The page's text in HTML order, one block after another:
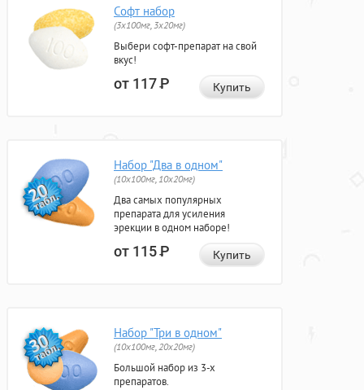
Софт набор
(3x100мг, 3x20мг)
Выбери софт-препарат на свой
вкус!
от 117Р Купить
Набор "Два в одном"
(10x100мг, 10x20мг)
Два самых популярных
препарата для усиления
эрекции в одном наборе!
от 115Р Купить
Набор "Три в одном"
(10x100мг, 20x20мг)
Большой набор из 3-х
препаратов.